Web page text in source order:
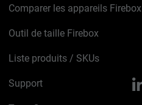
Comparer les appareils Firebox
Outil de taille Firebox
Liste produits / SKUs
Support